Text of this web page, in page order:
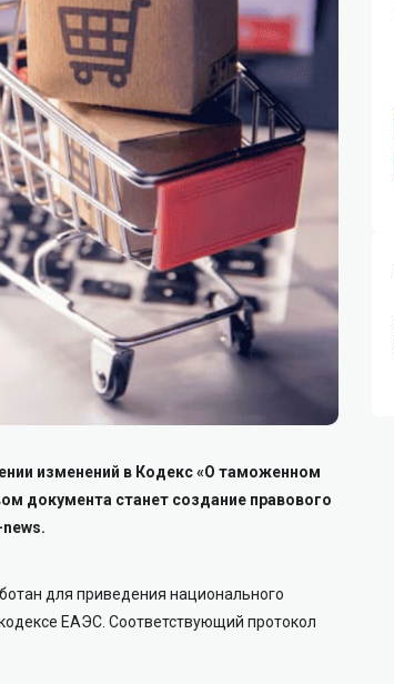
изменений в Кодекс «О таможенном
документа станет создание правового
для приведения национального
ЕАЭС. Соответствующий протокол